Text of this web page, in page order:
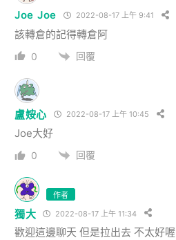
Joe Joe 2022-08-17 上午 9:41
該轉倉的記得轉倉阿
0 回覆
盧姲心 2022-08-17 上午 10:45
Joe大好
0 回覆
作者
獨大 2022-08-17 上午 11:34
歡迎這邊聊天 但是拉出去 不太好喔